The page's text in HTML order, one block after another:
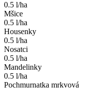
0.5 l/ha
Mšice
0.5 l/ha
Housenky
0.5 l/ha
Nosatci
0.5 l/ha
Mandelinky
0.5 l/ha
Pochmurnatka mrkvová